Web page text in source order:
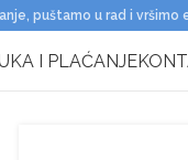
puštamo u rad i
I PLAĆANJE